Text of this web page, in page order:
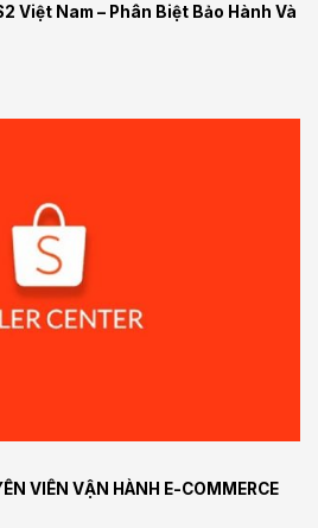
Việt Nam – Phân Biệt Bảo Hành Và
VIÊN VẬN HÀNH E-COMMERCE